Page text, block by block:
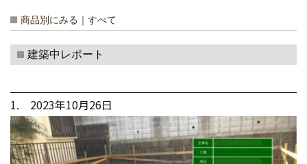
商品別にみる｜すべて
建築中レポート
1. 2023年10月26日